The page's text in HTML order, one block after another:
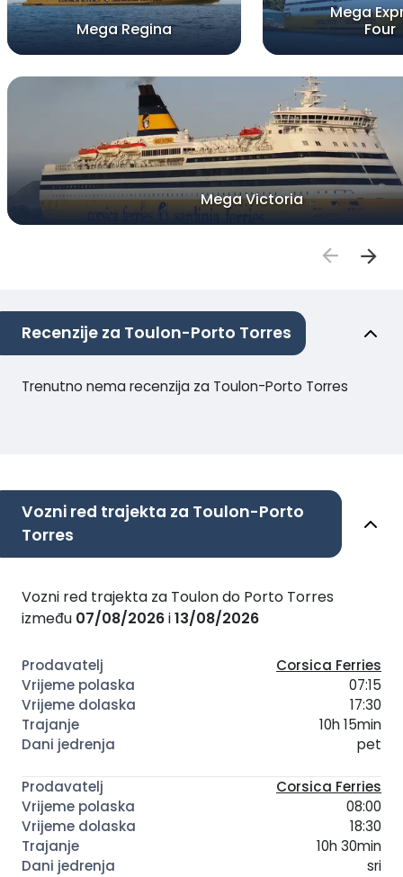
Mega Regina
Mega
Four
Mega Victoria
Recenzije za Toulon-Porto Torres
Trenutno nema recenzija za Toulon-Porto Torres
Vozni red trajekta za Toulon-Porto
Torres
Vozni red trajekta za Toulon do Porto Torres
između 07/08/2026i13/08/2026
Corsica Ferries
07:15
17:30
10h 15min
pet
Corsica Ferries
08:00
18:30
10h 30min
sri